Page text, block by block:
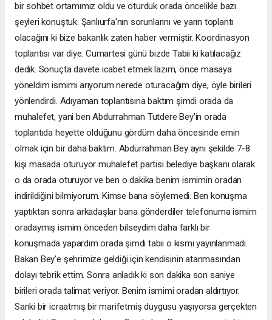
bir sohbet ortamımız oldu ve oturduk orada öncelikle bazı
şeyleri konuştuk. Şanlıurfa'nın sorunlarını ve yarın toplantı
olacağını ki bize bakanlık zaten haber vermiştir. Koordinasyon
toplantısı var diye. Cumartesi günü bizde Tabii ki katılacağız
dedik. Sonuçta davete icabet etmek lazım, önce masaya
yöneldim ismimi arıyorum nerede oturacağım diye, öyle birileri
yönlendirdi. Adıyaman toplantısına baktım şimdi orada da
muhalefet, yani ben Abdurrahman Tutdere Bey'in orada
toplantıda heyette olduğunu gördüm daha öncesinde emin
olmak için bir daha baktım. Abdurrahman Bey aynı şekilde 7-8
kişi masada oturuyor muhalefet partisi belediye başkanı olarak
o da orada oturuyor ve ben o dakika benim ismimin oradan
indirildiğini bilmiyorum. Kimse bana söylemedi. Ben konuşma
yaptıktan sonra arkadaşlar bana gönderdiler telefonuma ismim
oradaymış ismim önceden bilseydim daha farklı bir
konuşmada yapardım orada şimdi tabii o kısmı yayınlanmadı.
Bakan Bey'e şehrimize geldiği için kendisinin atanmasından
dolayı tebrik ettim. Sonra anladık ki son dakika son saniye
birileri orada talimat veriyor. Benim ismimi oradan aldırtıyor.
Sanki bir icraatmış bir marifetmiş duygusu yaşıyorsa gerçekten